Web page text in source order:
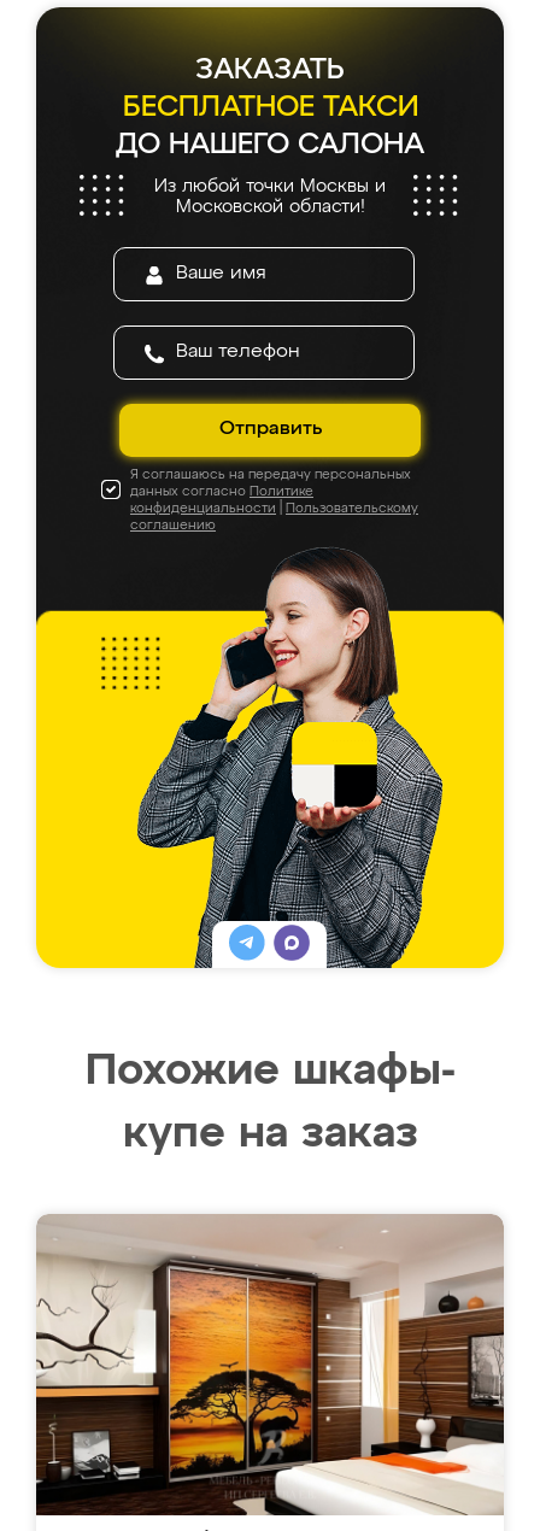
довольна, все выглядит так, как и ожидала.
ЗАКАЗАТЬ
БЕСПЛАТНОЕ ТАКСИ
ДО НАШЕГО САЛОНА
Из любой точки Москвы и
Московской области!
Отправить
Я соглашаюсь на передачу персональных
данных согласно Политике
конфиденциальности
Пользовательскому
соглашению
Похожие шкафы-
купе на заказ